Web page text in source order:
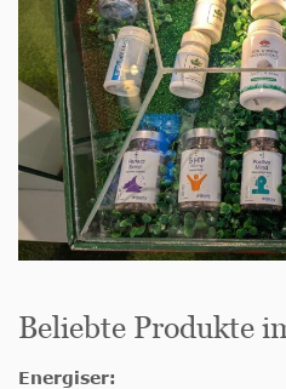
Beliebte Produkte
Energiser: